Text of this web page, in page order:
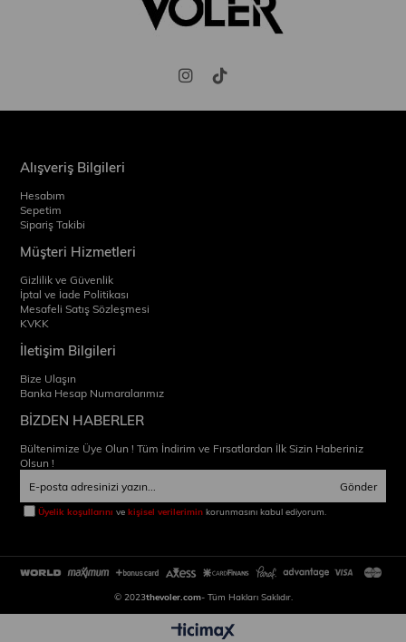
Alışveriş Bilgileri
Hesabım
Sepetim
Sipariş Takibi
Müşteri Hizmetleri
Gizlilik ve Güvenlik
İptal ve İade Politikası
Mesafeli Satış Sözleşmesi
KVKK
İletişim Bilgileri
Bize Ulaşın
Banka Hesap Numaralarımız
BİZDEN HABERLER
Bültenimize Üye Olun ! Tüm İndirim ve Fırsatlardan İlk Sizin Haberiniz
Olsun !
Gönder
Üyelik koşullarını vekişisel verilerimin korunmasını kabul ediyorum.
© 2023thevoler.com- Tüm Hakları Saklıdır.